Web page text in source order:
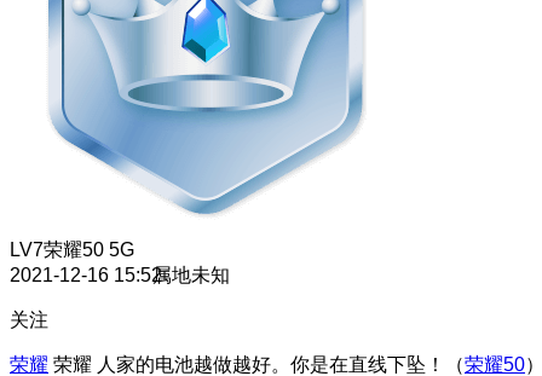
LV7荣耀50 5G
2021-12-16 15:52属地未知
关注
荣耀 荣耀 人家的电池越做越好。你是在直线下坠！（荣耀50